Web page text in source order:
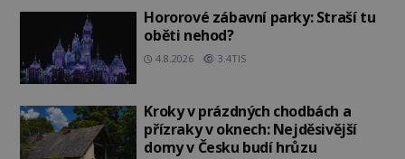
Hororové zábavní parky: Straší tu
oběti nehod?
4.8.2026 3.4TIS
Kroky v prázdných chodbách a
přízraky v oknech: Nejděsivější
domy v Česku budí hrůzu